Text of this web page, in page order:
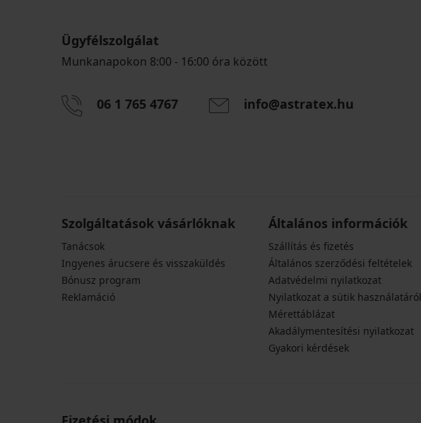
ONLY
Ügyfélszolgálat
Munkanapokon 8:00 - 16:00 óra között
06 1 765 4767 info@astratex.hu
Szolgáltatások vásárlóknak
Tanácsok
Ingyenes árucsere és visszaküldés
Bónusz program
Reklamáció
Általános információk
Szállítás és fizetés
Általános szerződési feltételek
Adatvédelmi nyilatkozat
Nyilatkozat a sütik használatáról
Mérettáblázat
Akadálymentesítési nyilatkozat
Gyakori kérdések